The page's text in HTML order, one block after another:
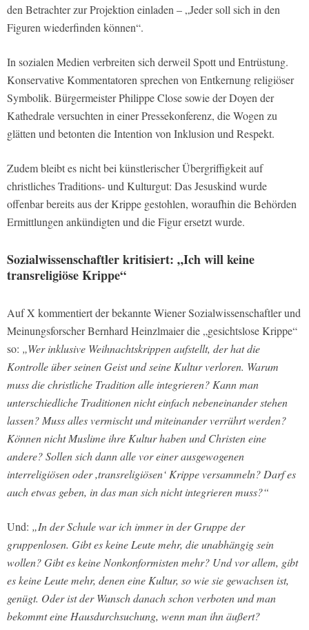
den Betrachter zur Projektion einladen – „Jeder soll sich in den
Figuren wiederfinden können“.
In sozialen Medien verbreiten sich derweil Spott und Entrüstung.
Konservative Kommentatoren sprechen von Entkernung religiöser
Symbolik. Bürgermeister Philippe Close sowie der Doyen der
Kathedrale versuchten in einer Pressekonferenz, die Wogen zu
glätten und betonten die Intention von Inklusion und Respekt.
Zudem bleibt es nicht bei künstlerischer Übergriffigkeit auf
christliches Traditions- und Kulturgut: Das Jesuskind wurde
offenbar bereits aus der Krippe gestohlen, woraufhin die Behörden
Ermittlungen ankündigten und die Figur ersetzt wurde.
Sozialwissenschaftler kritisiert: „Ich will keine
transreligiöse Krippe“
Auf X kommentiert der bekannte Wiener Sozialwissenschaftler und
Meinungsforscher Bernhard Heinzlmaier die „gesichtslose Krippe“
so: „Wer inklusive Weihnachtskrippen aufstellt, der hat die
Kontrolle über seinen Geist und seine Kultur verloren. Warum
muss die christliche Tradition alle integrieren? Kann man
unterschiedliche Traditionen nicht einfach nebeneinander stehen
lassen? Muss alles vermischt und miteinander verrührt werden?
Können nicht Muslime ihre Kultur haben und Christen eine
andere? Sollen sich dann alle vor einer ausgewogenen
interreligiösen oder ,transreligiösen‘ Krippe versammeln? Darf es
auch etwas geben, in das man sich nicht integrieren muss?“
Und: „In der Schule war ich immer in der Gruppe der
gruppenlosen. Gibt es keine Leute mehr, die unabhängig sein
wollen? Gibt es keine Nonkonformisten mehr? Und vor allem, gibt
es keine Leute mehr, denen eine Kultur, so wie sie gewachsen ist,
genügt. Oder ist der Wunsch danach schon verboten und man
bekommt eine Hausdurchsuchung, wenn man ihn äußert?